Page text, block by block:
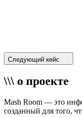
Следующий кейс
\\\ о проекте
Mash Room — это
созданный для того,